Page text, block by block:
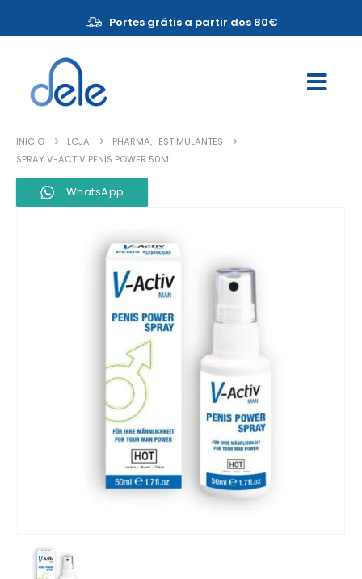
Portes grátis a partir dos 80€
INICIO LOJA PHARMA, ESTIMULANTES
SPRAY V-ACTIV PENIS POWER 50ML
WhatsApp